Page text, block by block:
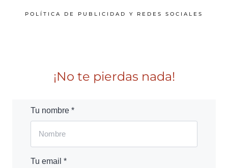
POLÍTICA DE PUBLICIDAD Y REDES SOCIALES
¡No te pierdas nada!
Tu nombre *
Tu email *